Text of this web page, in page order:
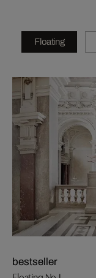
Floating
bestseller